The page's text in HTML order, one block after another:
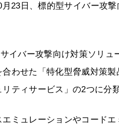
23日、標的型サイバー攻
イバー攻撃向け対策ソリ
わせた「特化型脅威対策
ティサービス」の2つに分
エミュレーションやコード